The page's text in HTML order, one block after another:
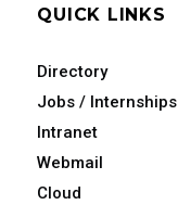
QUICK LINKS
Directory
Jobs / Internships
Intranet
Webmail
Cloud